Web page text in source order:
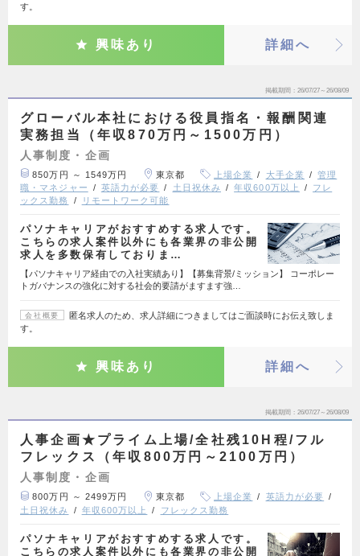
す。
興味あり 詳細へ
掲載期間 26/07/27～26/08/09
グローバル本社における役員指名・報酬関連
実務担当（年収870万円～1500万円）
人事制度・企画
850万円 ～ 1549万円 東京都 上場企業 大手企業
管理
職・マネジャー
英語力が必要 土日祝休み 年収600万以上
フレ
ックス勤務
リモートワーク可能
パソナキャリアがおすすめする求人です。
こちらの求人案件以外にも各業界の非公開
求人を多数保有しておりま…
【パソナキャリア経由での入社実績あり】【募集背景/ミッション】 コーポレー
トガバナンスの強化に対する社会的要請がますます強…
会社概要
匿名求人のため、求人詳細につきましてはご面談時にお伝え致しま
す。
興味あり 詳細へ
掲載期間 26/07/27～26/08/09
人事企画★プライム上場/全社残10H程/フル
フレックス（年収800万円～2100万円）
人事制度・企画
800万円 ～ 2499万円 東京都 上場企業
英語力が必要
土日祝休み
年収600万以上 フレックス勤務
パソナキャリアがおすすめする求人です。
こちらの求人案件以外にも各業界の非公開